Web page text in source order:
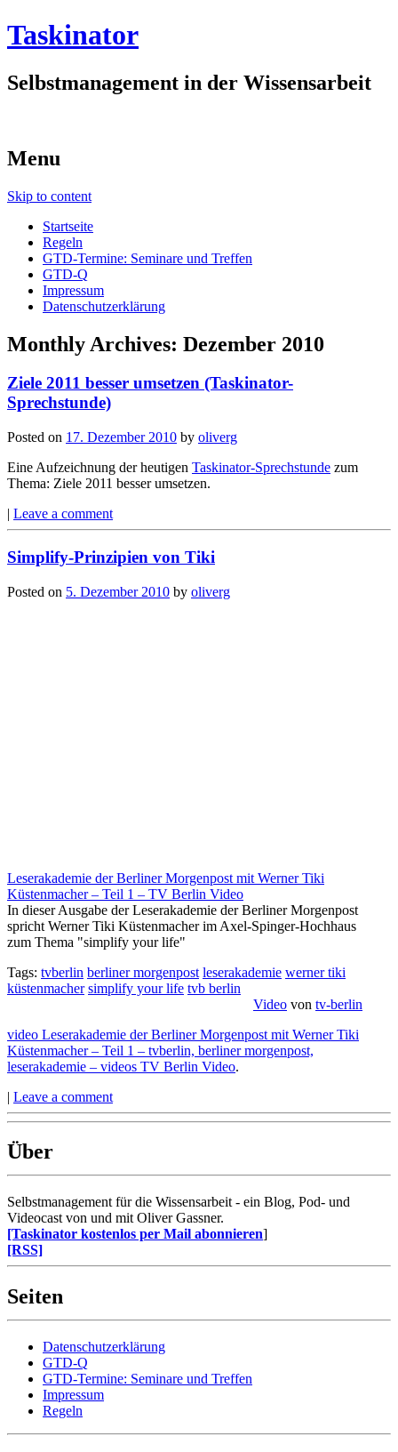
Taskinator
Selbstmanagement in der Wissensarbeit
Menu
Skip to content
Startseite
Regeln
GTD-Termine: Seminare und Treffen
GTD-Q
Impressum
Datenschutzerklärung
Monthly Archives: Dezember 2010
Ziele 2011 besser umsetzen (Taskinator-
Sprechstunde)
Posted on 17. Dezember 2010 by oliverg
Eine Aufzeichnung der heutigen Taskinator-Sprechstunde zum
Thema: Ziele 2011 besser umsetzen.
| Leave a comment
Simplify-Prinzipien von Tiki
Posted on 5. Dezember 2010 by oliverg
Leserakademie der Berliner Morgenpost mit Werner Tiki
Küstenmacher – Teil 1 – TV Berlin Video
In dieser Ausgabe der Leserakademie der Berliner Morgenpost
spricht Werner Tiki Küstenmacher im Axel-Spinger-Hochhaus
zum Thema "simplify your life"
Tags: tvberlin berliner morgenpost leserakademie werner tiki
küstenmacher simplify your life tvb berlin
Video von tv-berlin
video Leserakademie der Berliner Morgenpost mit Werner Tiki
Küstenmacher – Teil 1 – tvberlin, berliner morgenpost,
leserakademie – videos TV Berlin Video.
| Leave a comment
Über
Selbstmanagement für die Wissensarbeit - ein Blog, Pod- und
Videocast von und mit Oliver Gassner.
[Taskinator kostenlos per Mail abonnieren]
[RSS]
Seiten
Datenschutzerklärung
GTD-Q
GTD-Termine: Seminare und Treffen
Impressum
Regeln